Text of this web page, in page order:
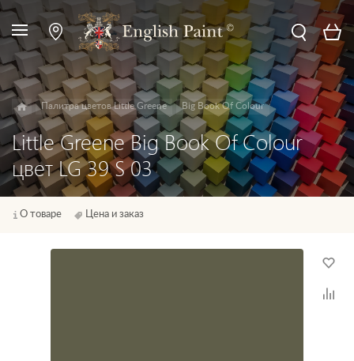
Палитра цветов Little Greene Big Book Of Colour
Little Greene Big Book Of Colour
цвет LG 39 S 03
О товаре Цена и заказ